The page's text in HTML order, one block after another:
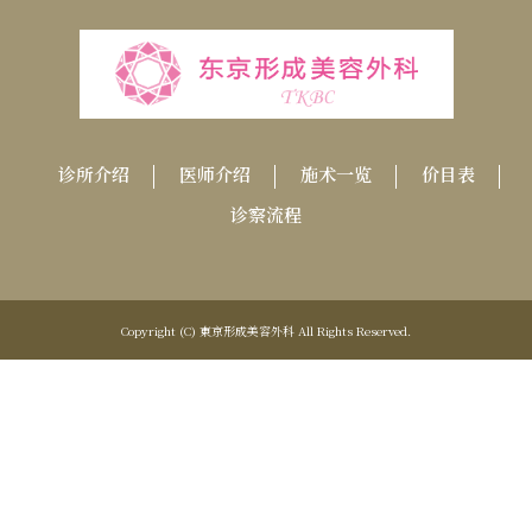
诊所介绍 医师介绍 施术一览
价目表
诊察流程
Copyright (C) 東京形成美容外科 All Rights Reserved.